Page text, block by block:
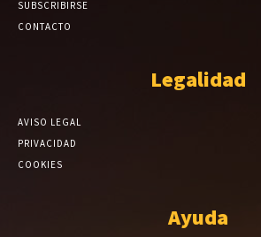
SUBSCRIBIRSE
CONTACTO
Legalidad
AVISO LEGAL
PRIVACIDAD
COOKIES
Ayuda